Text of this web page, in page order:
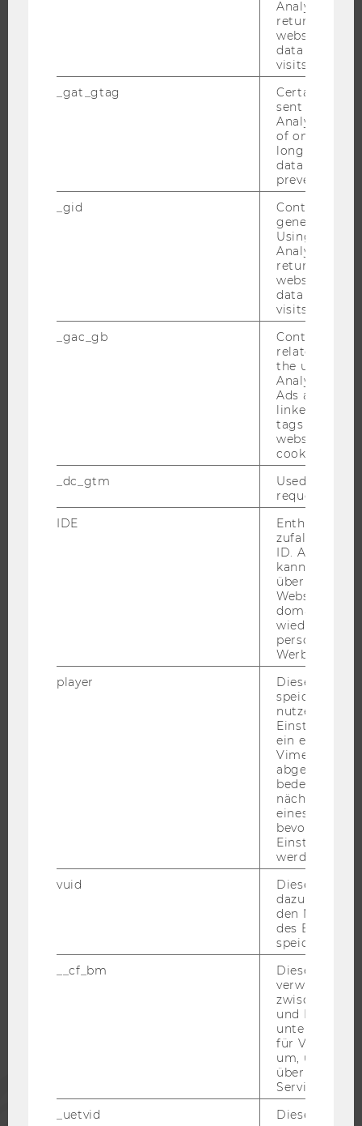
INTERNATIONALE UND INCOMING EXCHANGE STUDIERENDE
ANGEBOTE FÜR SCHULEN UND STUDIENINTERESSIERTE
FORSCHUNG
FORSCHUNGSINFRASTRUKTUR
ORGANISATION
WIRTSCHAFT UND GESELLSCHAFT
CAMPUS
Analytics can
returning
website and
data from
visits.
_gat_gtag
Certain data
sent to
Analytics a
of once per
long as it is
data
prevented.
_gid
Contains a
generated
Using this
Analytics can
returning
website and
data from
visits.
_gac_gb
Contains
related
the user. If
Analytics and
Ads accounts
linked, the
tags on the
website read
cookie.
_dc_gtm
Used to
request rate.
IDE
Enthält eine
ID. Anhand
kann Google
über
Websites
Werbung
player
Dieses Cookie
speichert
ein
Vimeo-Video
abgespielt
bedeutet,
nächsten
eines Vimeo-
bevorzugten
werden.
vuid
Dieser
dazu
den
des
speichern.
__cf_bm
Dieses
verwendet,
zwischen
und Bots zu
für Vimeo
um, um
über die
Service zu
_uetvid
Dieses